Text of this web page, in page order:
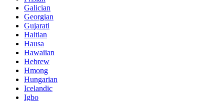
Galician
Georgian
Gujarati
Haitian
Hausa
Hawaiian
Hebrew
Hmong
Hungarian
Icelandic
Igbo